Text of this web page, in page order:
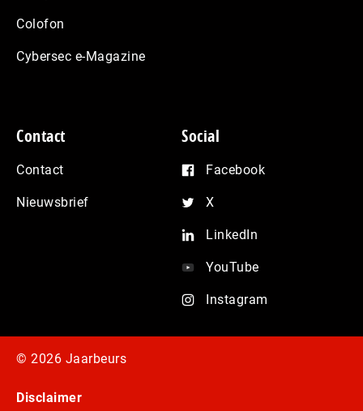
Colofon
Cybersec e-Magazine
Contact
Contact
Nieuwsbrief
Social
Facebook
X
LinkedIn
YouTube
Instagram
© 2026 Jaarbeurs
Disclaimer